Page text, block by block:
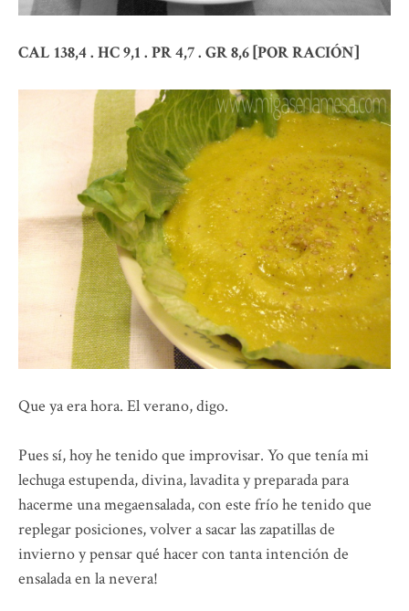
CAL 138,4 . HC 9,1 . PR 4,7 . GR 8,6 [POR RACIÓN]
Que ya era hora. El verano, digo.
Pues sí, hoy he tenido que improvisar. Yo que tenía mi
lechuga estupenda, divina, lavadita y preparada para
hacerme una megaensalada, con este frío he tenido que
replegar posiciones, volver a sacar las zapatillas de
invierno y pensar qué hacer con tanta intención de
ensalada en la nevera!